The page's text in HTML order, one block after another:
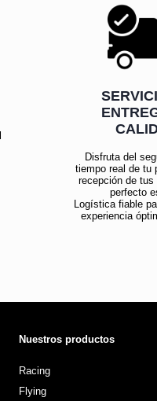
Disfruta del
tiempo real de tu
recepción de tus
perfecto
Logística fiable
experiencia
Nuestros productos
Racing
Flying